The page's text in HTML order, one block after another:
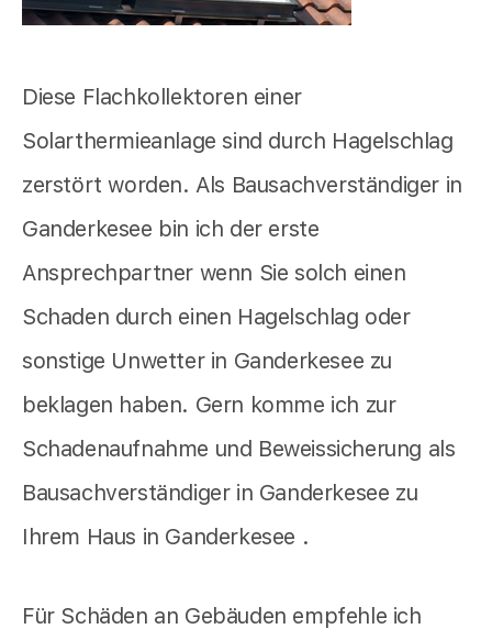
Diese Flachkollektoren einer
Solarthermieanlage sind durch Hagelschlag
zerstört worden. Als Bausachverständiger in
Ganderkesee bin ich der erste
Ansprechpartner wenn Sie solch einen
Schaden durch einen Hagelschlag oder
sonstige Unwetter in Ganderkesee zu
beklagen haben. Gern komme ich zur
Schadenaufnahme und Beweissicherung als
Bausachverständiger in Ganderkesee zu
Ihrem Haus in Ganderkesee .
Für Schäden an Gebäuden empfehle ich